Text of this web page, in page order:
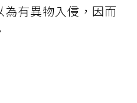
為有異物入侵，因而